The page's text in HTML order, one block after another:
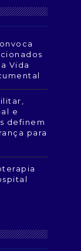
Vida
e
definem
para